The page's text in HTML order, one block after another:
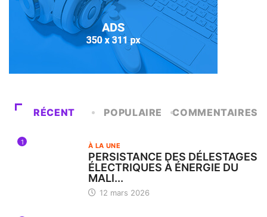
RÉCENT POPULAIRE COMMENTAIRES
1 À LA UNE
PERSISTANCE DES DÉLESTAGES
ÉLECTRIQUES À ÉNERGIE DU
MALI...
12 mars 2026